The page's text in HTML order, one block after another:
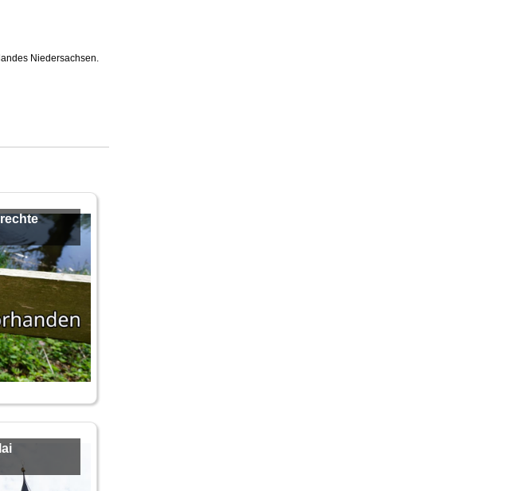
Niedersachsen.